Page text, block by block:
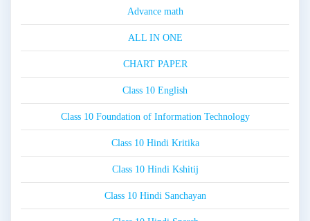
Advance math
ALL IN ONE
CHART PAPER
Class 10 English
Class 10 Foundation of Information Technology
Class 10 Hindi Kritika
Class 10 Hindi Kshitij
Class 10 Hindi Sanchayan